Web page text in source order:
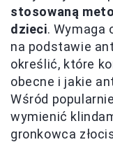
stosowaną
dzieci. Wymaga
na podstawie
określić, które
obecne i jakie
Wśród
wymienić
gronkowca